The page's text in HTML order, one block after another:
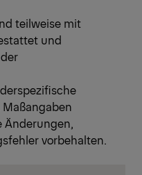
teilweise mit
und
Änderungen,
vorbehalten.